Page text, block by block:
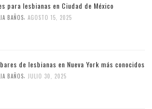
para lesbianas en Ciudad de México
BAÑOS, AGOSTO 15, 2025
de lesbianas en Nueva York más conocidos
BAÑOS, JULIO 30, 2025